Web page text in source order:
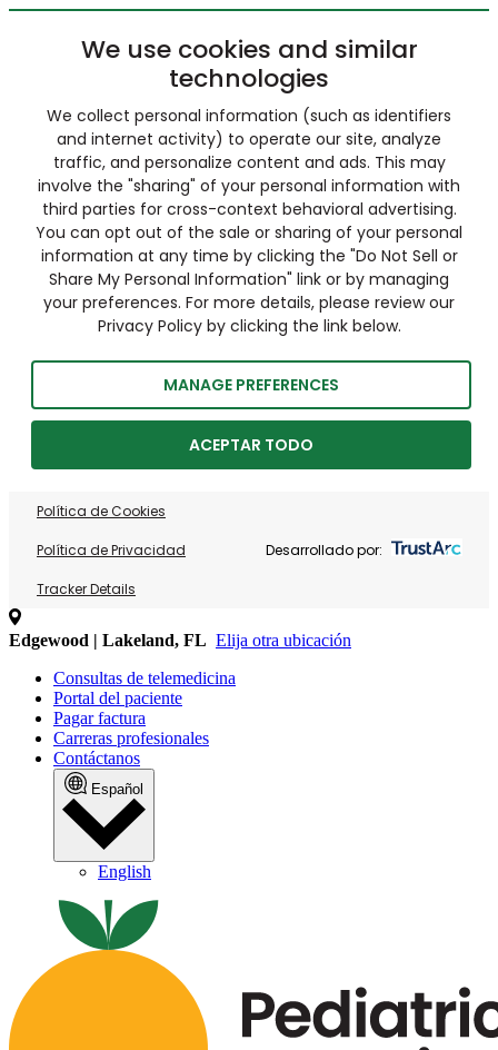
We use cookies and similar
technologies
We collect personal information (such as identifiers
and internet activity) to operate our site, analyze
traffic, and personalize content and ads. This may
involve the "sharing" of your personal information with
third parties for cross-context behavioral advertising.
You can opt out of the sale or sharing of your personal
information at any time by clicking the "Do Not Sell or
Share My Personal Information" link or by managing
your preferences. For more details, please review our
Privacy Policy by clicking the link below.
MANAGE PREFERENCES
ACEPTAR TODO
Política de Cookies
Política de Privacidad
Tracker Details
Desarrollado por:
Edgewood | Lakeland, FL Elija otra ubicación
Consultas de telemedicina
Portal del paciente
Pagar factura
Carreras profesionales
Contáctanos
Español
English